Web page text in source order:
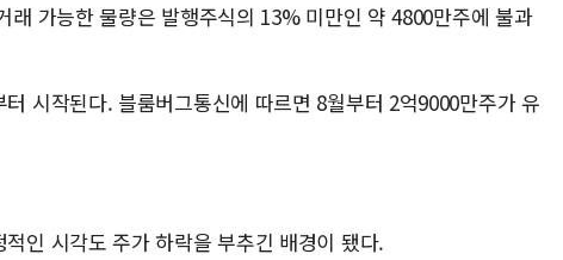
래 가능한 물량은 발행주식의 13% 미만인 약 4800만주에 불과
시작된다. 블룸버그통신에 따르면 8월부터 2억9000만주가 유
인 시각도 주가 하락을 부추긴 배경이 됐다.